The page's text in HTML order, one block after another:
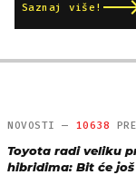
Saznaj više!
NOVOSTI — 10638
Toyota radi veliku
hibridima: Bit će